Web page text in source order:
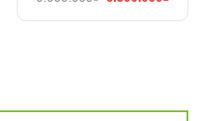
là:
tại